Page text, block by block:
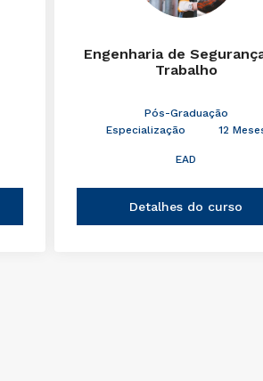
Engenharia de
Trabalho
Pós-Graduação
Especialização
12
EAD
Detalhes do curso